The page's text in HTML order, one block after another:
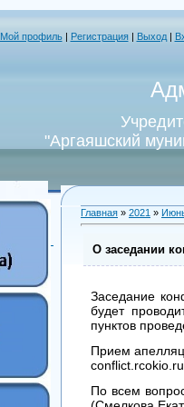
Мой профиль| Регистрация Выход|
"Аргаяшский
Главная » 2021 »
О заседании
Заседание
будет
пунктов
Прием
По всем